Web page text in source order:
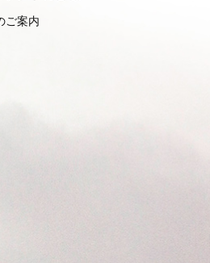
ご案内